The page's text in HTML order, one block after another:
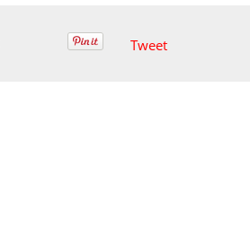
Tweet